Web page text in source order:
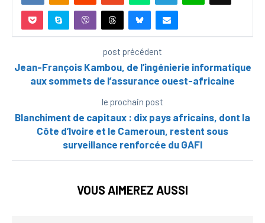
post précédent
Jean-François Kambou, de l’ingénierie informatique
aux sommets de l’assurance ouest-africaine
le prochain post
Blanchiment de capitaux : dix pays africains, dont la
Côte d’Ivoire et le Cameroun, restent sous
surveillance renforcée du GAFI
VOUS AIMEREZ AUSSI